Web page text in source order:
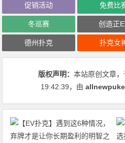
促销活动 免费比
冬巡赛 创造正
德州扑克 扑克女
版权声明：本站原创文章
19:42:39，由allnewpuke